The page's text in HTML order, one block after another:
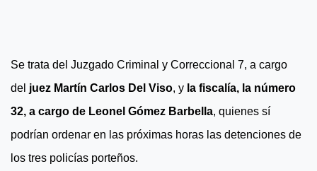
Se trata del Juzgado Criminal y Correccional 7, a cargo
del juez Martín Carlos Del Viso, y la fiscalía, la número
32, a cargo de Leonel Gómez Barbella, quienes sí
podrían ordenar en las próximas horas las detenciones de
los tres policías porteños.